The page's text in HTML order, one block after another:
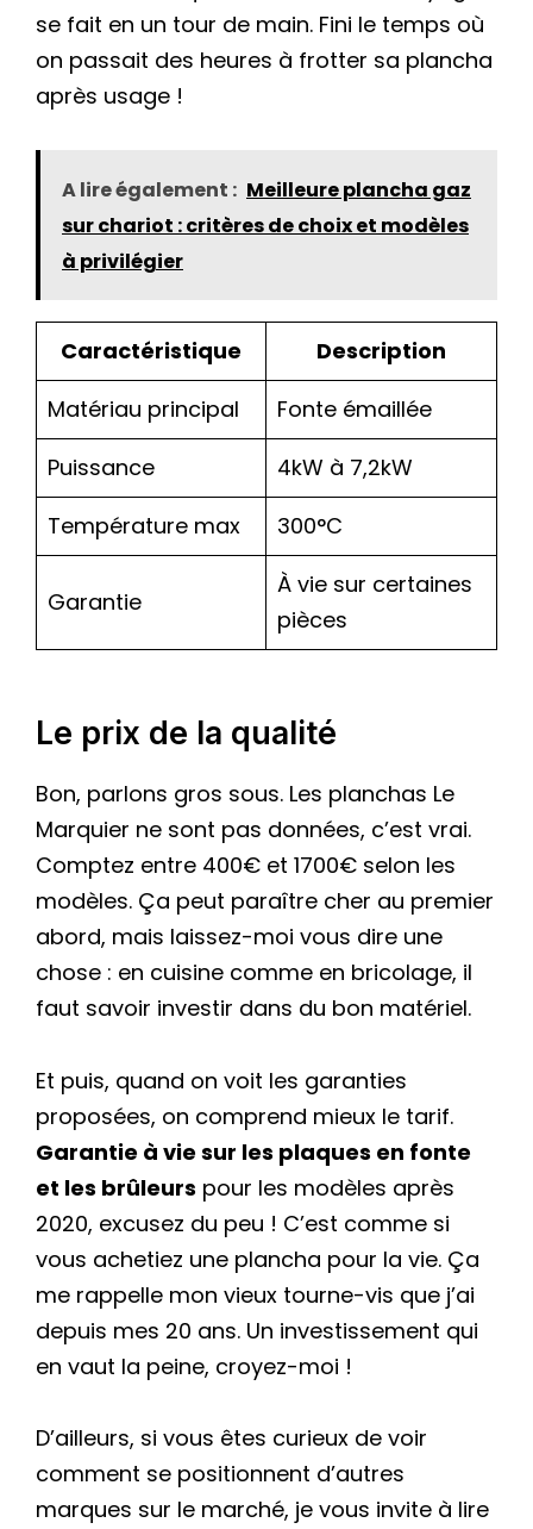
se fait en un tour de main. Fini le temps où
on passait des heures à frotter sa plancha
après usage !
A lire également : Meilleure plancha gaz
sur chariot : critères de choix et modèles
à privilégier
Caractéristique
Description
Matériau principal
Fonte émaillée
Puissance
4kW à 7,2kW
Température max
300°C
Garantie
À vie sur certaines
pièces
Le prix de la qualité
Bon, parlons gros sous. Les planchas Le
Marquier ne sont pas données, c’est vrai.
Comptez entre 400€ et 1700€ selon les
modèles. Ça peut paraître cher au premier
abord, mais laissez-moi vous dire une
chose : en cuisine comme en bricolage, il
faut savoir investir dans du bon matériel.
Et puis, quand on voit les garanties
proposées, on comprend mieux le tarif.
Garantie à vie sur les plaques en fonte
et les brûleurs pour les modèles après
2020, excusez du peu ! C’est comme si
vous achetiez une plancha pour la vie. Ça
me rappelle mon vieux tourne-vis que j’ai
depuis mes 20 ans. Un investissement qui
en vaut la peine, croyez-moi !
D’ailleurs, si vous êtes curieux de voir
comment se positionnent d’autres
marques sur le marché, je vous invite à lire